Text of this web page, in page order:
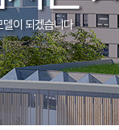
불
이 되겠습니다